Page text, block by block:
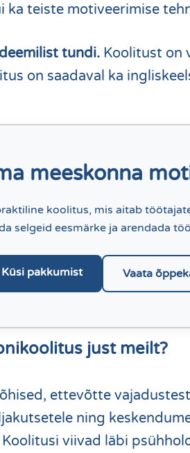
ka teiste motiveerimise
tundi. Koolitust on
on saadaval ka
meeskonna
koolitus, mis aitab
selgeid eesmärke ja arendada
Küsi pakkumist Vaata
just meilt?
ettevõtte
ning
viivad läbi